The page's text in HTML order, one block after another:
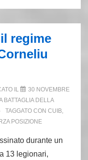
regime
IL
30 NOVEMBRE
BATTAGLIA DELLA
TAGGATO CON CUIB,
POSIZIONE
durante un
13 legionari,